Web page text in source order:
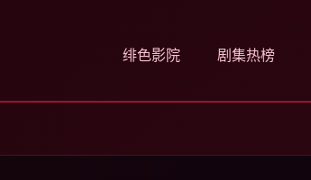
绯色影院 剧集热榜